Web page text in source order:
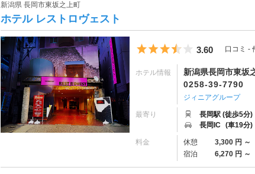
新潟県 長岡市東坂之上町
ホテル レストロヴェスト
5つ星のうち3.5
3.60 口コミ -
ホテル情報
新潟県長岡市東坂
0258-39-7790
ジィニアグループ
最寄り
長岡駅 (徒歩5分)
長岡IC (車19分)
料金 休憩 3,300 円 ～
宿泊
6,270 円 ～